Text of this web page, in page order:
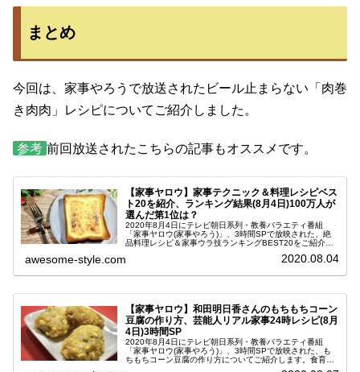
まとめ
今回は、家事やろうで放送されたビール止まらない「肉巻
き肉肉」レシピについてご紹介しました。
参考 前回放送されたこちらの記事もオススメです。
【家事ヤロウ】家事テクニック＆料理レシピベス
ト20を紹介、ランキング結果(8月4日)100万人が
選んだ第1位は？
2020年8月4日にテレビ朝日系列・教養バラエティ番組
「家事ヤロウ(家事やろう)」、3時間SPで放映された、絶
品料理レシピ＆家事ウラ技ランキングBEST20をご紹介し
awesome-style.com 2020.08.04
【家事ヤロウ】和田明日香さんのもちもちコーン
豆腐の作り方、芸能人リアル家事24時レシピ(8月
4日)3時間SP
2020年8月4日にテレビ朝日系列・教養バラエティ番組
「家事ヤロウ(家事やろう)」、3時間SPで放映された、も
ちもちコーン豆腐の作り方についてご紹介します。食育イ